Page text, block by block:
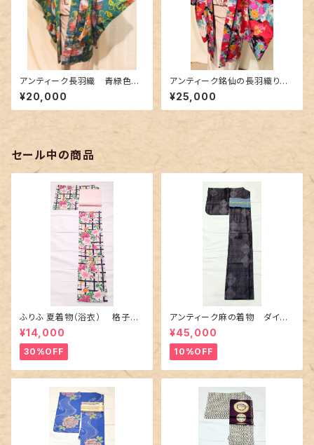
アンティーク長羽織 青緑色に
蔦唐草花柄〜銘仙〜
¥20,000
アンティーク銘仙の長羽織り～
カラフルな花柄に花緑青色の差
し色～
¥25,000
セール中の商品
ふりふ 夏着物（浴衣） 格子に
百合や秋草花
¥14,000
30%OFF
アンティーク麻の着物 ダイヤ
に市松柄の上布
¥45,000
10%OFF